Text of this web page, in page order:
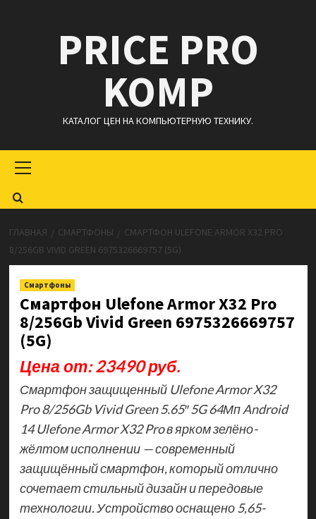
содержимомуPRICE PRO
KOMP
КАТАЛОГ ЦЕН НА КОМПЬЮТЕРНУЮ ТЕХНИКУ.
меню
ГЛАВНАЯ СМАРТФОНЫ
СМАРТФОН ULEFONE ARMOR X32 PRO
8/256GB VIVID GREEN 6975326669757 (5G)
Смартфоны
Смартфон Ulefone Armor X32 Pro
8/256Gb Vivid Green 6975326669757
(5G)
Цена от: 23490 руб.
Смартфон защищенный Ulefone Armor X32
Pro 8/256Gb Vivid Green 5.65″ 5G 64Мп Android
14 Ulefone Armor X32 Pro в ярком зелёно-
жёлтом исполнении — современный
защищённый смартфон, который отлично
сочетает стильный дизайн и передовые
технологии. Устройство оснащено 5,65-